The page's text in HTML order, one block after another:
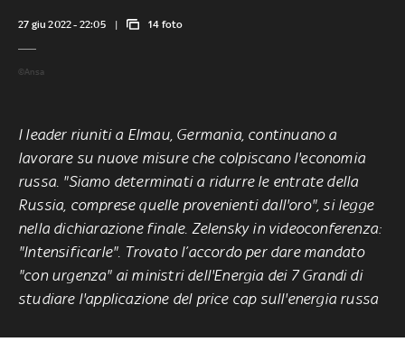
27 giu 2022 - 22:05 14 foto
©Ansa
I leader riuniti a Elmau, Germania, continuano a
lavorare su nuove misure che colpiscano l'economia
russa. "Siamo determinati a ridurre le entrate della
Russia, comprese quelle provenienti dall'oro", si legge
nella dichiarazione finale. Zelensky in videoconferenza:
"Intensificarle". Trovato l’accordo per dare mandato
"con urgenza" ai ministri dell'Energia dei 7 Grandi di
studiare l'applicazione del price cap sull'energia russa